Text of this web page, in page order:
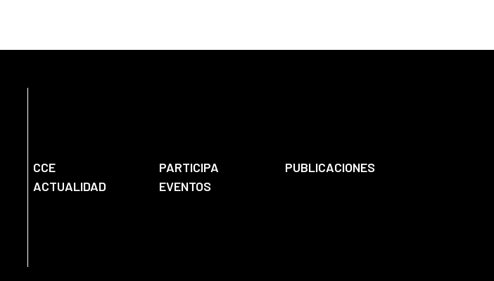
CCE PARTICIPA
PUBLICACIONES
ACTUALIDAD
EVENTOS